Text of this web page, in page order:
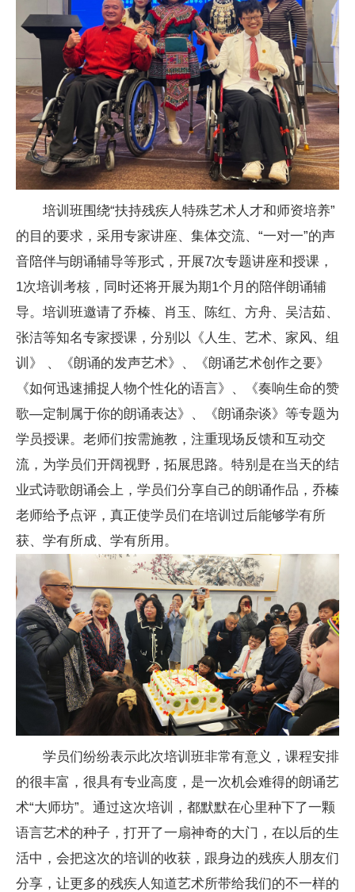
培训班围绕“扶持残疾人特殊艺术人才和师资培养”
的目的要求，采用专家讲座、集体交流、“一对一”的声
音陪伴与朗诵辅导等形式，开展7次专题讲座和授课，
1次培训考核，同时还将开展为期1个月的陪伴朗诵辅
导。培训班邀请了乔榛、肖玉、陈红、方舟、吴洁茹、
张洁等知名专家授课，分别以《人生、艺术、家风、组
训》 、《朗诵的发声艺术》、《朗诵艺术创作之要》
《如何迅速捕捉人物个性化的语言》、《奏响生命的赞
歌—定制属于你的朗诵表达》、《朗诵杂谈》等专题为
学员授课。老师们按需施教，注重现场反馈和互动交
流，为学员们开阔视野，拓展思路。特别是在当天的结
业式诗歌朗诵会上，学员们分享自己的朗诵作品，乔榛
老师给予点评，真正使学员们在培训过后能够学有所
获、学有所成、学有所用。
学员们纷纷表示此次培训班非常有意义，课程安排
的很丰富，很具有专业高度，是一次机会难得的朗诵艺
术“大师坊”。通过这次培训，都默默在心里种下了一颗
语言艺术的种子，打开了一扇神奇的大门，在以后的生
活中，会把这次的培训的收获，跟身边的残疾人朋友们
分享，让更多的残疾人知道艺术所带给我们的不一样的